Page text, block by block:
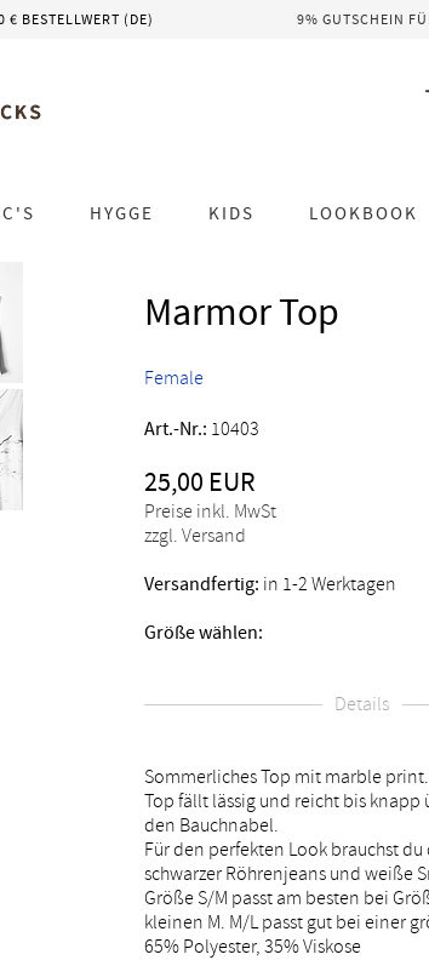
€ BESTELLWERT (DE) 9% GUTSCHEIN
HYGGE KIDS LOOKBOOK
Marmor Top
Female
Art.-Nr.: 10403
25,00 EUR
Preise inkl. MwSt
zzgl. Versand
Versandfertig: in 1-2 Werktagen
Größe wählen:
Details
Sommerliches Top mit marble print.
Top fällt lässig und reicht bis knapp
den Bauchnabel.
Für den perfekten Look brauchst
schwarzer Röhrenjeans und weiße
Größe S/M passt am besten bei
kleinen M. M/L passt gut bei einer
65% Polyester, 35% Viskose